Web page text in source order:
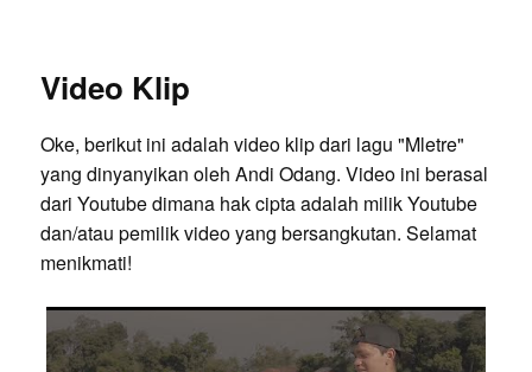
Video Klip
Oke, berikut ini adalah video klip dari lagu "Mletre"
yang dinyanyikan oleh Andi Odang. Video ini berasal
dari Youtube dimana hak cipta adalah milik Youtube
dan/atau pemilik video yang bersangkutan. Selamat
menikmati!